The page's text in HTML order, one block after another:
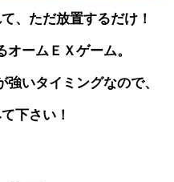
、ただ放置するだけ！
ームＥＸゲーム。
いタイミングなので、
下さい！